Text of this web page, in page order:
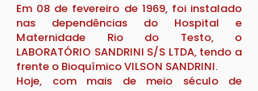
Em 08 de fevereiro de 1969, foi instalado
nas dependências do Hospital e
Maternidade Rio do Testo, o
LABORATÓRIO SANDRINI S/S LTDA, tendo a
frente o Bioquímico VILSON SANDRINI.
Hoje, com mais de meio século de